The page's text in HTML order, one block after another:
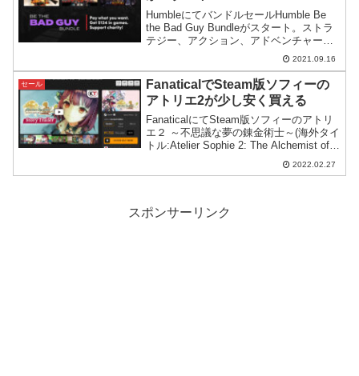
HumbleにてバンドルセールHumble Be
the Bad Guy Bundleがスタート。ストラ
テジー、アクション、アドベンチャーと
ジャンルが分散されており、割と新作の
2021.09.16
セール
FanaticalでSteam版ソフィーの
アトリエ2が少し安く買える
FanaticalにてSteam版ソフィーのアトリ
エ２ ～不思議な夢の錬金術士～(海外タイ
トル:Atelier Sophie 2: The Alchemist of
the Mysterious Dream)がセール販売され
ています。がこれもいつまで売ってくれ
2022.02.27
スポンサーリンク